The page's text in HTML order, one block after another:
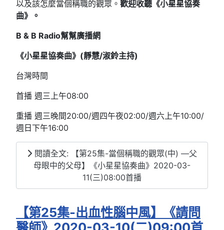
以及該怎麼當個稱職的觀眾。 歡迎收聽《小星星協奏
曲》。
B & B Radio幫幫廣播網
《小星星協奏曲》(靜慧/淑鈴主持)
台灣時間
首播 週三上午08:00
重播 週三晚間20:00/週四午夜02:00/週六上午10:00/
週日下午16:00
閱讀全文: 【第25集-當個稱職的觀眾(中) —父
母眼中的父母】《小星星協奏曲》2020-03-
11(三)08:00首播
【第25集-出血性腦中風】《請問